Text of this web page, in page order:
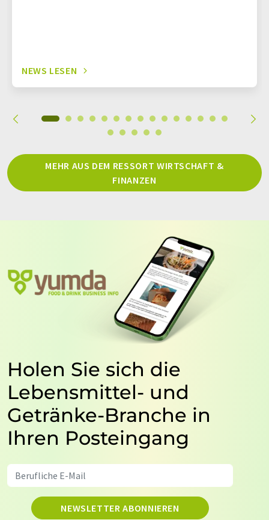
NEWS LESEN
MEHR AUS DEM RESSORT WIRTSCHAFT &
FINANZEN
Holen Sie sich die
Lebensmittel- und
Getränke-Branche in
Ihren Posteingang
NEWSLETTER ABONNIEREN